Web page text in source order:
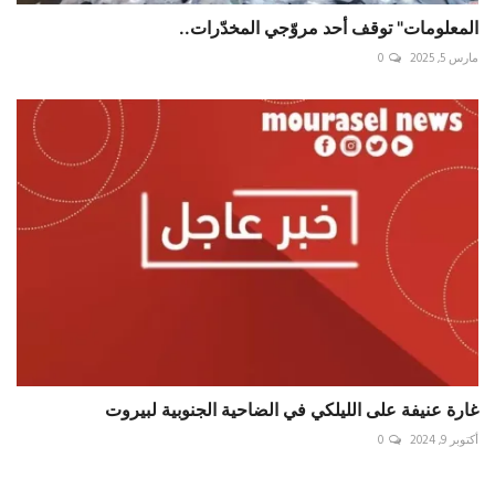
المعلومات" توقف أحد مروّجي المخدّرات..
مارس 5, 2025 0
غارة عنيفة على الليلكي في الضاحية الجنوبية لبيروت
أكتوبر 9, 2024 0